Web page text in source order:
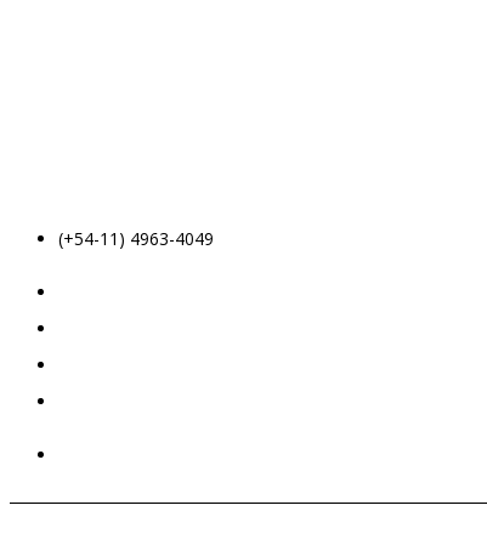
(+54-11) 4963-4049